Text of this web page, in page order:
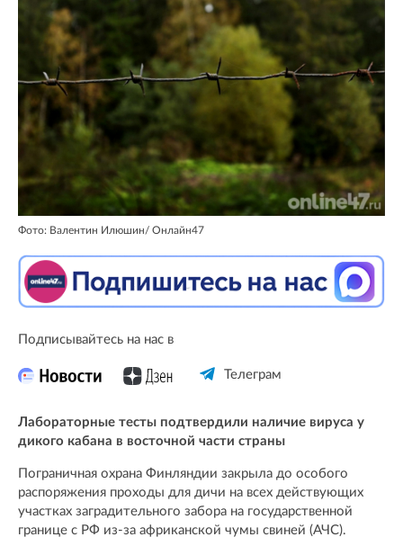
Фото: Валентин Илюшин/ Oнлайн47
Подписывайтесь на нас в
Телеграм
Лабораторные тесты подтвердили наличие вируса у
дикого кабана в восточной части страны
Пограничная охрана Финляндии закрыла до особого
распоряжения проходы для дичи на всех действующих
участках заградительного забора на государственной
границе с РФ из-за африканской чумы свиней (АЧС).